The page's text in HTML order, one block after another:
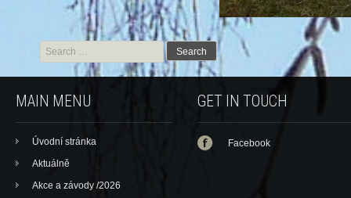
Search for:
MAIN MENU
Úvodní stránka
Aktuálně
Akce a závody /2026
GET IN TOUCH
Facebook